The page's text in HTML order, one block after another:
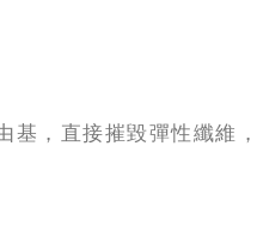
基，直接摧毀彈性纖維